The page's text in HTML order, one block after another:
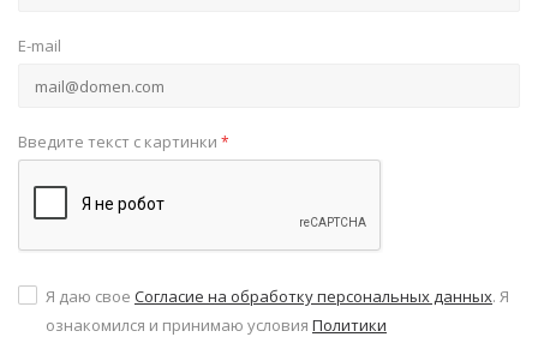
E-mail
Введите текст с картинки *
Я даю свое Согласие на обработку персональных данных. Я
ознакомился и принимаю условия Политики